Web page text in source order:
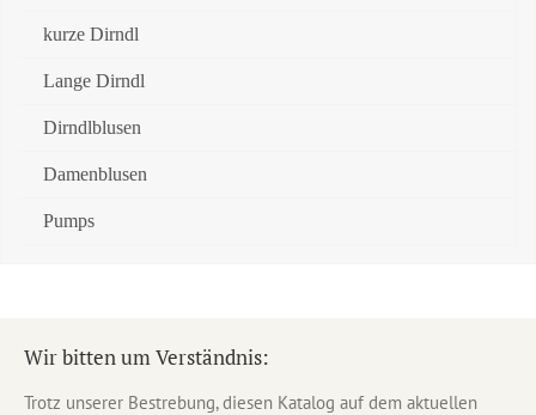
kurze Dirndl
Lange Dirndl
Dirndlblusen
Damenblusen
Pumps
Wir bitten um Verständnis:
Trotz unserer Bestrebung, diesen Katalog auf dem aktuellen